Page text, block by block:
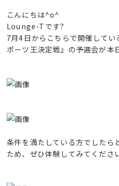
こんにちは^o^
Lounge-Tです?
7月4日からこちらで開催して
ポーツ王決定戦』の予選会が本
条件を満たしている方でしたら
ため、ぜひ体験してみてくださ